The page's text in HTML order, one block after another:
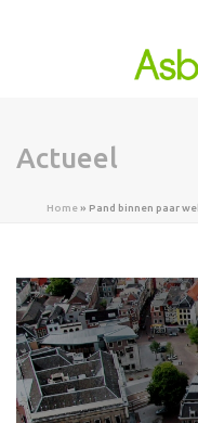
Actueel
Home» Pand binnen paar